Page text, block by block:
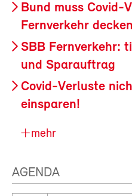
Bund muss Covid-
Fernverkehr decken
SBB Fernverkehr:
und Sparauftrag
Covid-Verluste
einsparen!
mehr
AGENDA